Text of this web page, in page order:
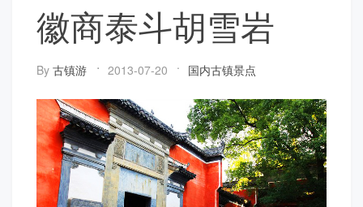
徽商泰斗胡雪岩
By 古镇游 2013-07-20 国内古镇景点